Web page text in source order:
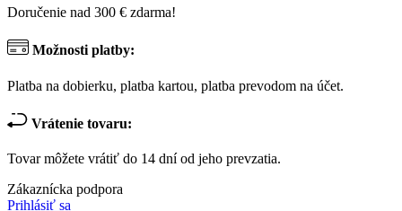
Doručenie nad 300 € zdarma!
Možnosti platby:
Platba na dobierku, platba kartou, platba prevodom na účet.
Vrátenie tovaru:
Tovar môžete vrátiť do 14 dní od jeho prevzatia.
Zákaznícka podpora
Prihlásiť sa